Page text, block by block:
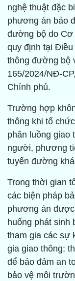
nghệ thuật đặc
phương án bảo
đường bộ do Cơ
quy định tại
thông đường bộ
165/2024/NĐ-
Chính phủ.
Trường hợp
thông khi tổ
phân luồng giao
người, phương
tuyến đường
Trong thời gian
các biện pháp
phương án
huống phát sinh
tham gia các sự
gia giao thông;
để bảo đảm an
bảo vệ môi